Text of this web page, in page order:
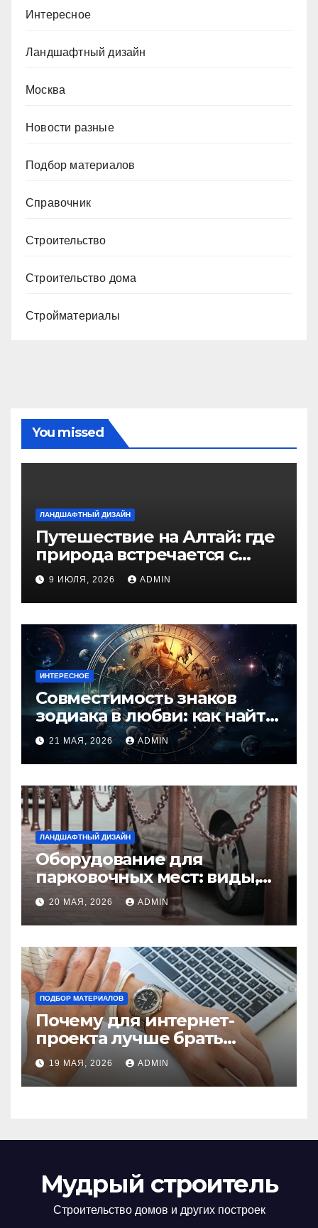
Интересное
Ландшафтный дизайн
Москва
Новости разные
Подбор материалов
Справочник
Строительство
Строительство дома
Стройматериалы
You missed
ЛАНДШАФТНЫЙ ДИЗАЙН
Путешествие на Алтай: где
природа встречается с
духом приключений
9 ИЮЛЯ, 2026 ADMIN
ИНТЕРЕСНОЕ
Совместимость знаков
зодиака в любви: как найти
идеальную пару и
избежать конфликтов
21 МАЯ, 2026 ADMIN
ЛАНДШАФТНЫЙ ДИЗАЙН
Оборудование для
парковочных мест: виды,
функции и нормы
установки
20 МАЯ, 2026 ADMIN
ПОДБОР МАТЕРИАЛОВ
Почему для интернет-
проекта лучше брать
отдельный сервер:
преимущества и ключевые
аспекты
19 МАЯ, 2026 ADMIN
Мудрый строитель
Строительство домов и других построек